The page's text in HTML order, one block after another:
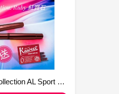
Kaweco Collection AL Sport 2022 限量 RUBY RED 紅寶石 鋁合金鋼筆 送紅色墨膽